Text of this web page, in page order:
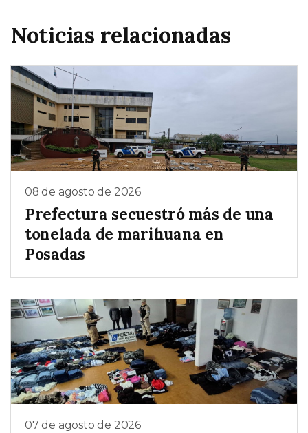
Noticias relacionadas
08 de agosto de 2026
Prefectura secuestró más de una
tonelada de marihuana en
Posadas
07 de agosto de 2026